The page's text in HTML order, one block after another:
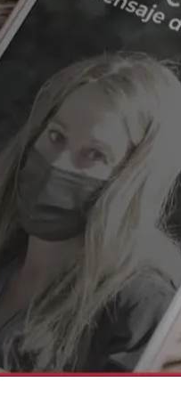
trama de las
Luis Medina y
declaraciones ante el
Los comisionistas
mascarillas'
Compartir
Arranca eljuicio contra
en la venta de
material
de haber estafado a la
entre Medina y Elena